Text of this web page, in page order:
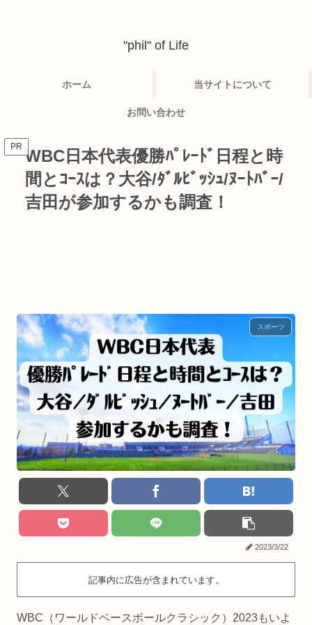
"phil" of Life
ホーム 当サイトについて
お問い合わせ
PR WBC日本代表優勝ﾊﾟﾚｰﾄﾞ日程と時
間とｺｰｽは？大谷/ﾀﾞﾙﾋﾞｯｼｭ/ﾇｰﾄﾊﾞｰ/
吉田が参加するかも調査！
スポーツ
2023/3/22
記事内に広告が含まれています。
WBC（ワールドベースボールクラシック）2023もいよ